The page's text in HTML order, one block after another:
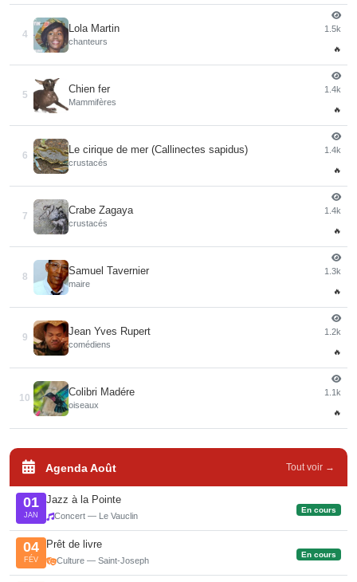
4
Lola Martin
chanteurs
1.5k
🔥
5
Chien fer
Mammifères
1.4k
🔥
6
Le cirique de mer (Callinectes sapidus)
crustacés
1.4k
🔥
7
Crabe Zagaya
crustacés
1.4k
🔥
8
Samuel Tavernier
maire
1.3k
🔥
9
Jean Yves Rupert
comédiens
1.2k
🔥
10
Colibri Madére
oiseaux
1.1k
🔥
Agenda Août Tout voir →
01
JAN
Jazz à la Pointe
Concert — Le Vauclin
En cours
04
FÉV
Prêt de livre
Culture — Saint-Joseph
En cours